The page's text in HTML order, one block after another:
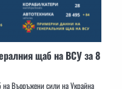
щаб на ВСУ за 8
Въоръжени сили на Украйна